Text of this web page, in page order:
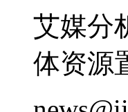
艾媒分
体资源